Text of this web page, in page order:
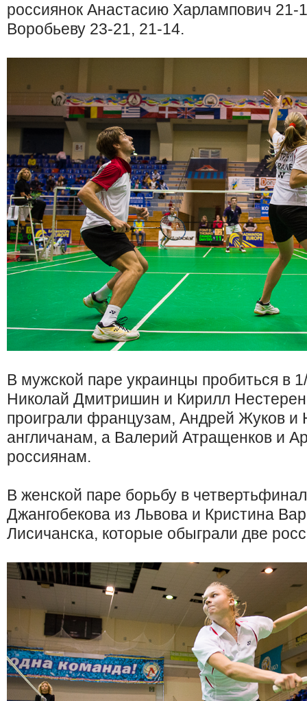
россиянок Анастасию Харлампович 21-
Воробьеву 23-21, 21-14.
В мужской паре украинцы пробиться в
Николай Дмитришин и Кирилл
проиграли французам, Андрей Жуков и
англичанам, а Валерий Атращенков и
россиянам.
В женской паре борьбу в
Джангобекова из Львова и Кристина
Лисичанска, которые обыграли две